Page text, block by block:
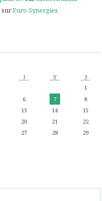
surEuro-Synergies
J V S
1
6 7
8
13 14
15
20 21
22
27 28
29